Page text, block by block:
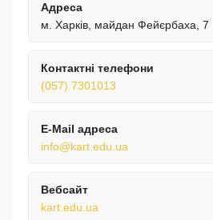
Адреса
м. Харків, майдан Фейєрбаха, 7
Контактні телефони
(057) 7301013
E-Mail адреса
info@kart.edu.ua
Вебсайт
kart.edu.ua